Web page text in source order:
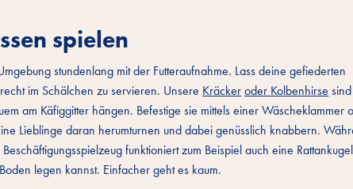
spielen
stundenlang mit der Futteraufnahme. Lass deine gefiederten
im Schälchen zu servieren. Unsere Kräcker oder Kolbenhirse
am Käfiggitter hängen. Befestige sie mittels einer Wäscheklammer
Lieblinge daran herumturnen und dabei genüsslich knabbern.
funktioniert zum Beispiel auch eine
legen kannst. Einfacher geht es kaum.